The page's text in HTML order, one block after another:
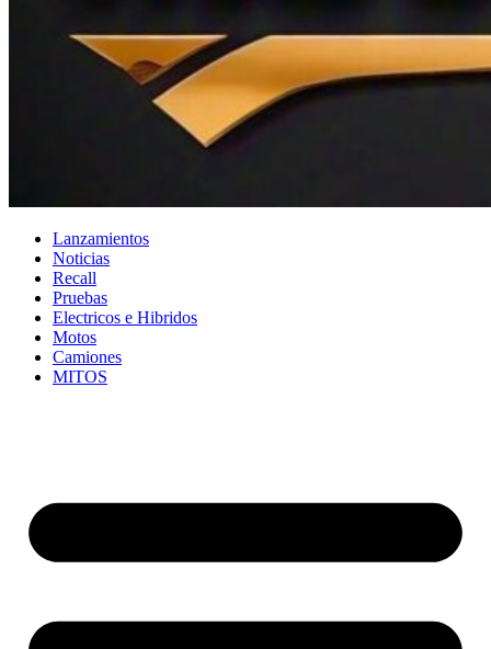
Lanzamientos
Noticias
Recall
Pruebas
Electricos e Hibridos
Motos
Camiones
MITOS